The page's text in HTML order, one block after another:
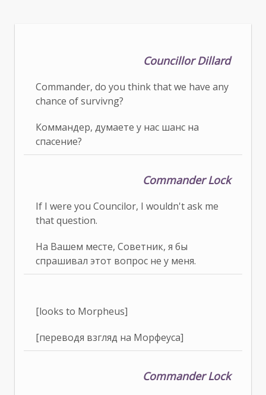
Councillor Dillard
Commander, do you think that we have any
chance of survivng?
Коммандер, думаете у нас шанс на
спасение?
Commander Lock
If I were you Councilor, I wouldn't ask me
that question.
На Вашем месте, Советник, я бы
спрашивал этот вопрос не у меня.
[looks to Morpheus]
[переводя взгляд на Морфеуса]
Commander Lock